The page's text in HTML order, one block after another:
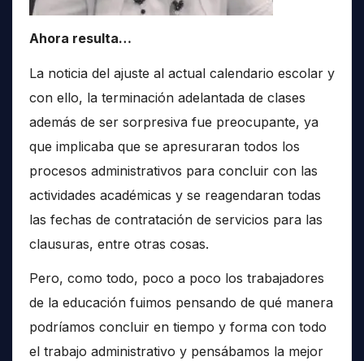
Ahora resulta…
La noticia del ajuste al actual calendario escolar y
con ello, la terminación adelantada de clases
además de ser sorpresiva fue preocupante, ya
que implicaba que se apresuraran todos los
procesos administrativos para concluir con las
actividades académicas y se reagendaran todas
las fechas de contratación de servicios para las
clausuras, entre otras cosas.
Pero, como todo, poco a poco los trabajadores
de la educación fuimos pensando de qué manera
podríamos concluir en tiempo y forma con todo
el trabajo administrativo y pensábamos la mejor